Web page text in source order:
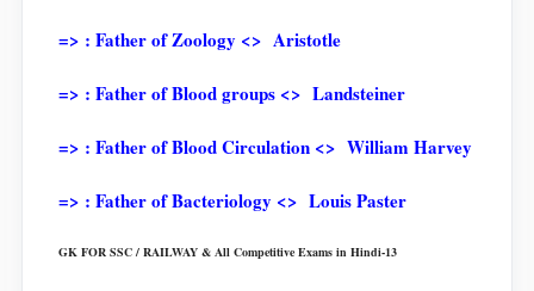
=> : Father of Zoology <> Aristotle
=> : Father of Blood groups <> Landsteiner
=> : Father of Blood Circulation <> William Harvey
=> : Father of Bacteriology <> Louis Paster
GK FOR SSC / RAILWAY & All Competitive Exams in Hindi-13